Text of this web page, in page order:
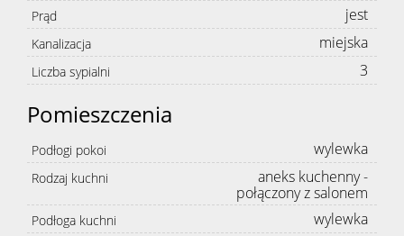
Prąd jest
Kanalizacja miejska
Liczba sypialni 3
Pomieszczenia
Podłogi pokoi wylewka
Rodzaj kuchni
aneks kuchenny -
połączony z salonem
Podłoga kuchni wylewka